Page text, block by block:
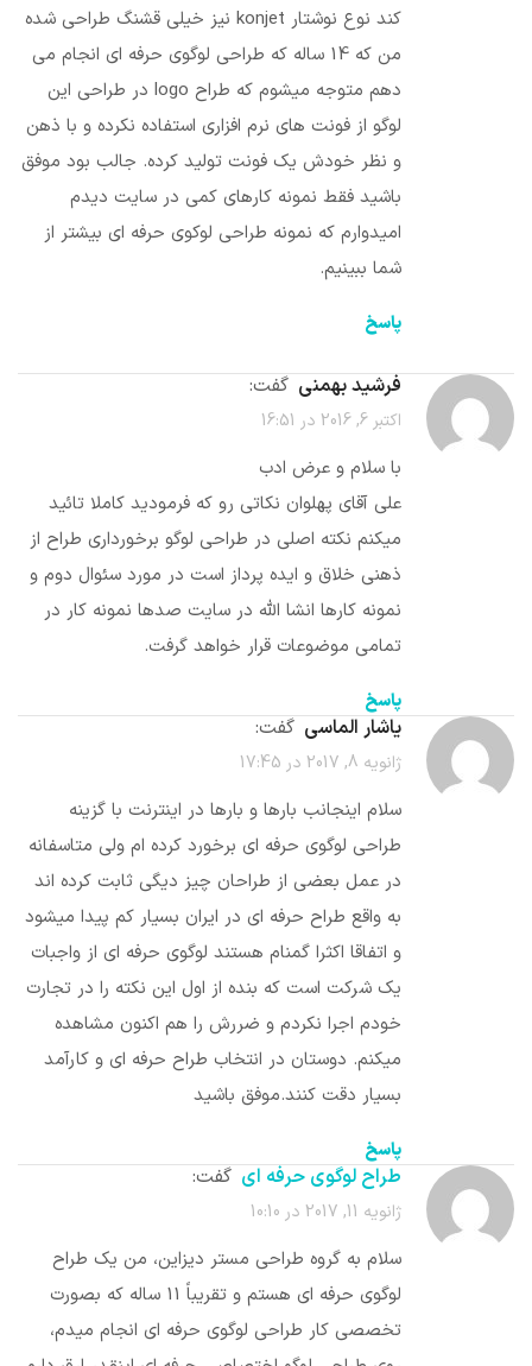
کند نوع نوشتار konjet نیز خیلی قشنگ طراحی شده
من که 14 ساله که طراحی لوگوی حرفه ای انجام می
دهم متوجه میشوم که طراح logo در طراحی این
لوگو از فونت های نرم افزاری استفاده نکرده و با ذهن
و نظر خودش یک فونت تولید کرده. جالب بود موفق
باشید فقط نمونه کارهای کمی در سایت دیدم
امیدوارم که نمونه طراحی لوکوی حرفه ای بیشتر از
شما ببینیم.
پاسخ
فرشید بهمنی گفت:
اکتبر 6, 2016 در 16:51
با سلام و عرض ادب
علی آقای پهلوان نکاتی رو که فرمودید کاملا تائید
میکنم نکته اصلی در طراحی لوگو برخورداری طراح از
ذهنی خلاق و ایده پرداز است در مورد سئوال دوم و
نمونه کارها انشا الله در سایت صدها نمونه کار در
تمامی موضوعات قرار خواهد گرفت.
پاسخ
یاشار الماسی گفت:
ژانویه 8, 2017 در 17:45
سلام اینجانب بارها و بارها در اینترنت با گزینه
طراحی لوگوی حرفه ای برخورد کرده ام ولی متاسفانه
در عمل بعضی از طراحان چیز دیگی ثابت کرده اند
به واقع طراح حرفه ای در ایران بسیار کم پیدا میشود
و اتفاقا اکثرا گمنام هستند لوگوی حرفه ای از واجبات
یک شرکت است که بنده از اول این نکته را در تجارت
خودم اجرا نکردم و ضررش را هم اکنون مشاهده
میکنم. دوستان در انتخاب طراح حرفه ای و کارآمد
بسیار دقت کنند.موفق باشید
پاسخ
طراح لوگوی حرفه ای گفت:
ژانویه 11, 2017 در 10:10
سلام به گروه طراحی مستر دیزاین، من یک طراح
لوگوی حرفه ای هستم و تقریباً 11 ساله که بصورت
تخصصی کار طراحی لوگوی حرفه ای انجام میدم،